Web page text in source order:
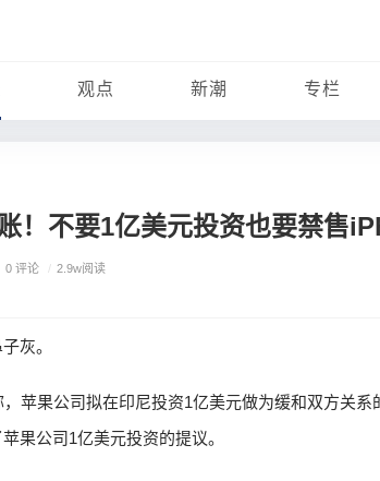
观点 新潮 专栏
！不要1亿美元投资也要禁售
0 评论 / 2.9w阅读
灰。
苹果公司拟在印尼投资1亿美元做为缓和双方关
果公司1亿美元投资的提议。